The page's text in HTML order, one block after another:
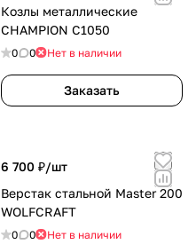
Козлы металлические
CHAMPION C1050
0 0 Нет в наличии
Заказать
6 700 ₽/шт
Верстак стальной Master 200
WOLFCRAFT
0 0 Нет в наличии